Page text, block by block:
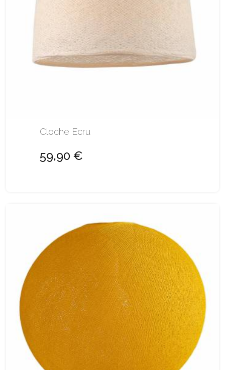
Cloche Ecru
59,90 €